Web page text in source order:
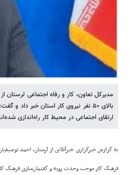
بالای ۵۰ نفر نیروی کار استان خبر
ارتقای اجتماعی در محیط کار راه‌اندازی
به گزارش خبرگزاری خبرآنلاین از لرستان، احمد
فرهنگ کار موجب وحدت رویه و گفتمان‌سازی فرهنگ